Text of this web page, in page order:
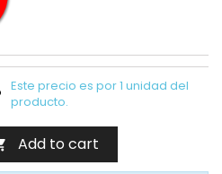
Este precio es por 1 unidad del
producto.
Add to cart